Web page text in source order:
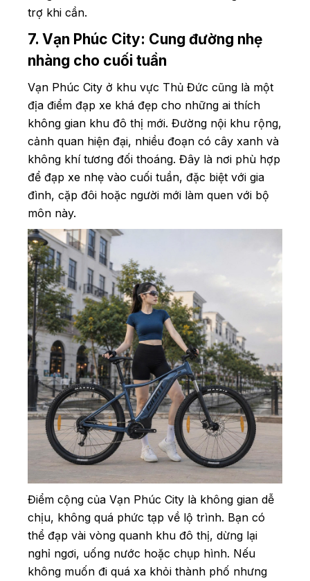
trợ khi cần.
7. Vạn Phúc City: Cung đường nhẹ
nhàng cho cuối tuần
Vạn Phúc City ở khu vực Thủ Đức cũng là một
địa điểm đạp xe khá đẹp cho những ai thích
không gian khu đô thị mới. Đường nội khu rộng,
cảnh quan hiện đại, nhiều đoạn có cây xanh và
không khí tương đối thoáng. Đây là nơi phù hợp
để đạp xe nhẹ vào cuối tuần, đặc biệt với gia
đình, cặp đôi hoặc người mới làm quen với bộ
môn này.
Điểm cộng của Vạn Phúc City là không gian dễ
chịu, không quá phức tạp về lộ trình. Bạn có
thể đạp vài vòng quanh khu đô thị, dừng lại
nghỉ ngơi, uống nước hoặc chụp hình. Nếu
không muốn đi quá xa khỏi thành phố nhưng